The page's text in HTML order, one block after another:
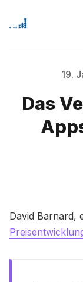
Signup
Bitte
19.
Das
David Barnard,